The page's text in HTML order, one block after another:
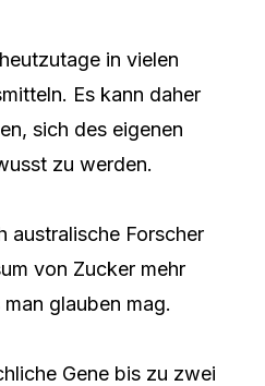
in vielen
Es kann daher
sich des eigenen
zu werden.
australische Forscher
von Zucker mehr
glauben mag.
Gene bis zu zwei